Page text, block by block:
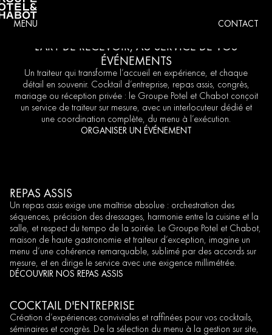
MENU CONTACT
L’ART DE RECEVOIR, AU SERVICE DE VOS
ÉVÉNEMENTS
Un traiteur qui transforme l’accueil en expérience, et chaque
détail en souvenir. Cocktail d’entreprise, repas assis, congrès,
mariage ou réception privée : le Groupe Potel et Chabot conçoit
un service de traiteur sur mesure, avec un interlocuteur dédié et
une coordination complète, du menu à l’exécution.
ORGANISER UN ÉVÉNEMENT
REPAS ASSIS
Un repas assis exige une maîtrise absolue : orchestration des
séquences, précision des dressages, harmonie entre la cuisine et la
salle, et respect du tempo de la soirée. Le Groupe Potel et Chabot,
maison de haute gastronomie et traiteur d’exception, imagine un
menu d’une cohérence remarquable, sublimé par des accords sur
mesure, et en dirige le service avec une exigence millimétrée.
DÉCOUVRIR NOS REPAS ASSIS
COCKTAIL D'ENTREPRISE
Création d’expériences conviviales et raffinées pour vos cocktails,
séminaires et congrès. De la sélection du menu à la gestion sur site,